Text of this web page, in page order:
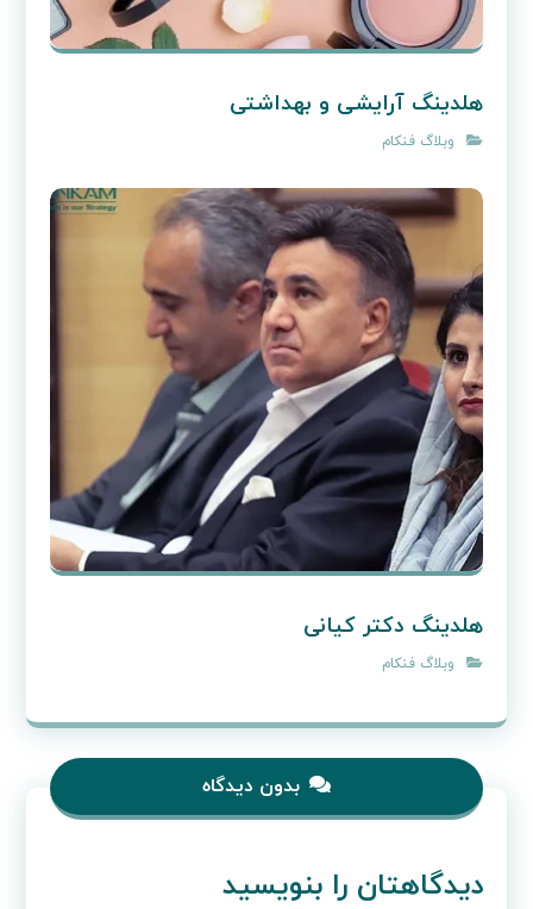
هلدینگ آرایشی و بهداشتی
وبلاگ فنکام
هلدینگ دکتر کیانی
وبلاگ فنکام
بدون دیدگاه
دیدگاهتان را بنویسید